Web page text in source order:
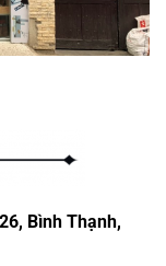
Bình Thạnh,